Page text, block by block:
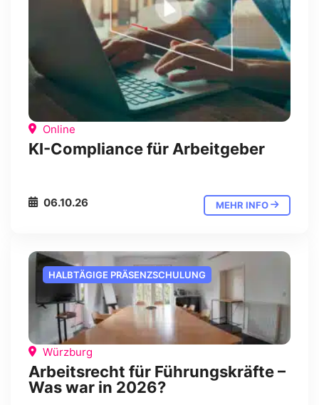
Online
KI-Compliance für Arbeitgeber
06.10.26 MEHR INFO
HALBTÄGIGE PRÄSENZSCHULUNG
Würzburg
Arbeitsrecht für Führungskräfte –
Was war in 2026?